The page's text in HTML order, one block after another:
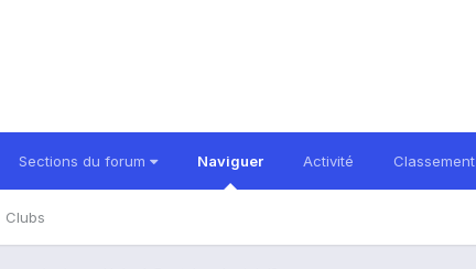
Sections du forum Naviguer
Clubs
Activité Classement